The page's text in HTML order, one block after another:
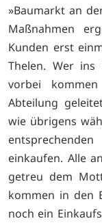
»Baumarkt an
Maßnahmen
Kunden erst
Thelen. Wer ins
vorbei
Abteilung
wie übrigens
einkaufen. Alle
getreu dem
kommen in den
noch ein